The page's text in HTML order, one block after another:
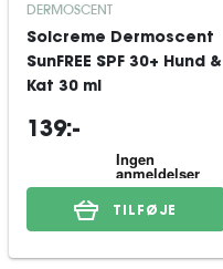
DERMOSCENT
Solcreme Dermoscent
SunFREE SPF 30+ Hund &
Kat 30 ml
139:-
TILFØJE